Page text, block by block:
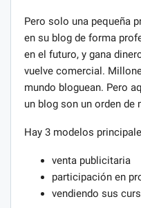
Pero solo una pequeña
en su blog de forma
en el futuro, y gana
vuelve comercial.
mundo bloguean. Pero
un blog son un orden de
Hay 3 modelos
venta publicitaria
participación en
vendiendo sus